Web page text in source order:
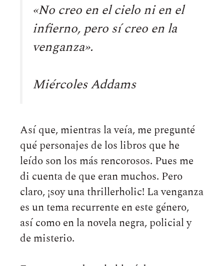
«No creo en el cielo ni en el
infierno, pero sí creo en la
venganza».
Miércoles Addams
Así que, mientras la veía, me pregunté
qué personajes de los libros que he
leído son los más rencorosos. Pues me
di cuenta de que eran muchos. Pero
claro, ¡soy una thrillerholic! La venganza
es un tema recurrente en este género,
así como en la novela negra, policial y
de misterio.